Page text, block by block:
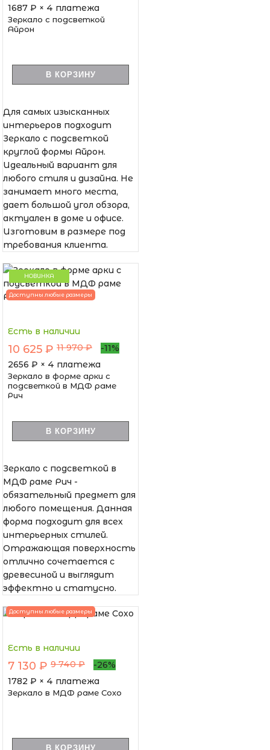
1687 ₽ × 4 платежа
Зеркало с подсветкой
Айрон
В КОРЗИНУ
Для самых изысканных
интерьеров подходит
Зеркало с подсветкой
круглой формы Айрон.
Идеальный вариант для
любого стиля и дизайна. Не
занимает много места,
дает большой угол обзора,
актуален в доме и офисе.
Изготовим в размере под
требования клиента.
НОВИНКА
Доступны любые размеры
Есть в наличии
10 625 ₽ 11 970 ₽
-11%
2656 ₽ × 4 платежа
Зеркало в форме арки с
подсветкой в МДФ раме
Рич
В КОРЗИНУ
Зеркало с подсветкой в
МДФ раме Рич -
обязательный предмет для
любого помещения. Данная
форма подходит для всех
интерьерных стилей.
Отражающая поверхность
отлично сочетается с
древесиной и выглядит
эффектно и статусно.
Доступны любые размеры
Есть в наличии
7 130 ₽ 9 740 ₽
-26%
1782 ₽ × 4 платежа
Зеркало в МДФ раме Сохо
В КОРЗИНУ